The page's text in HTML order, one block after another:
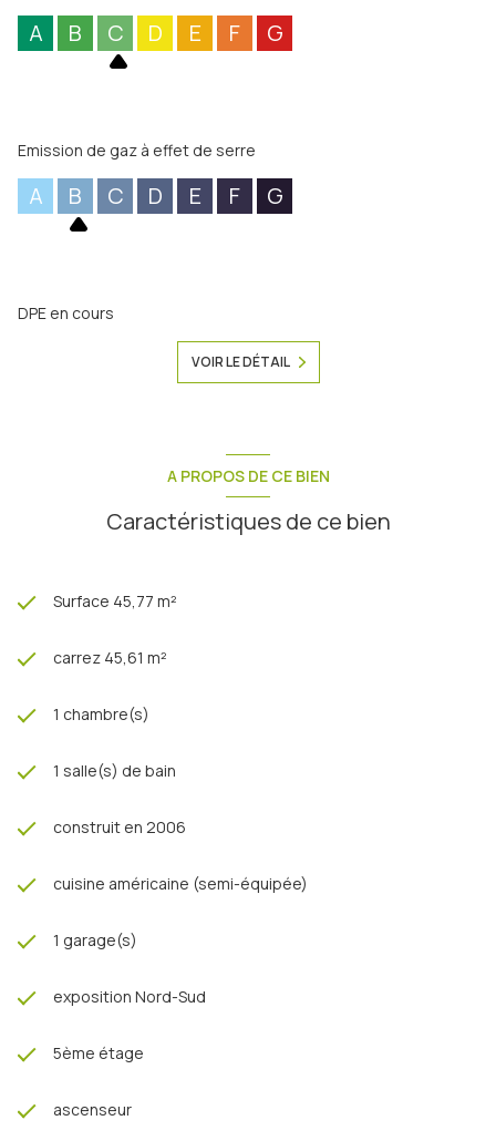
A B C D E F G
Emission de gaz à effet de serre
A B C D E F G
DPE en cours
VOIR LE DÉTAIL
A PROPOS DE CE BIEN
Caractéristiques de ce bien
Surface 45,77 m²
carrez 45,61 m²
1 chambre(s)
1 salle(s) de bain
construit en 2006
cuisine américaine (semi-équipée)
1 garage(s)
exposition Nord-Sud
5ème étage
ascenseur